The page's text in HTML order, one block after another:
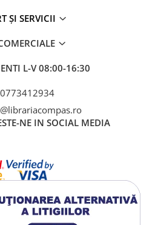
ȘI SERVICII
L-V 08:00-16:30
0773412934
NE IN SOCIAL MEDIA